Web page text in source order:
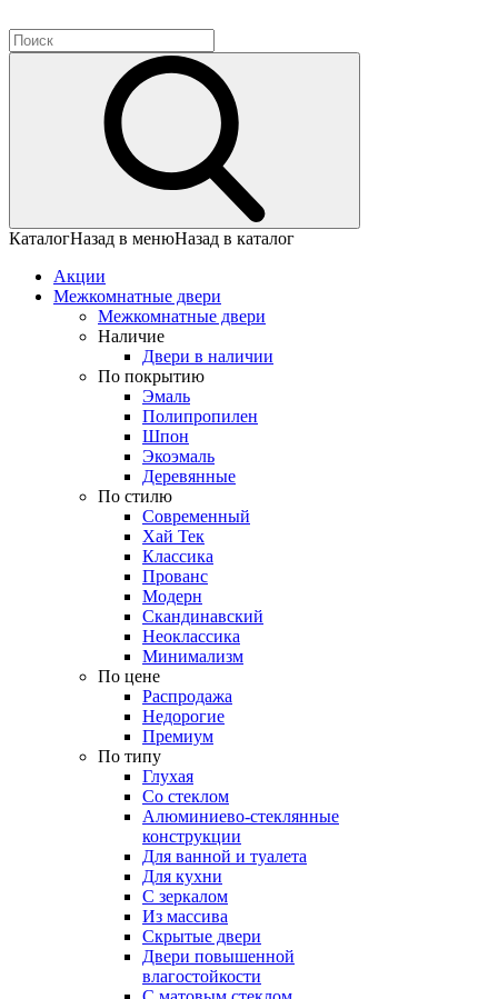
КаталогНазад в менюНазад в каталог
Акции
Межкомнатные двери
Межкомнатные двери
Наличие
Двери в наличии
По покрытию
Эмаль
Полипропилен
Шпон
Экоэмаль
Деревянные
По стилю
Современный
Хай Тек
Классика
Прованс
Модерн
Скандинавский
Неоклассика
Минимализм
По цене
Распродажа
Недорогие
Премиум
По типу
Глухая
Со стеклом
Алюминиево-стеклянные
конструкции
Для ванной и туалета
Для кухни
С зеркалом
Из массива
Скрытые двери
Двери повышенной
влагостойкости